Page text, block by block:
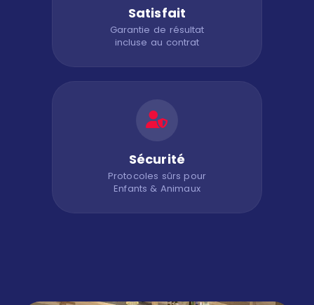
Satisfait
Garantie de résultat
incluse au contrat
Sécurité
Protocoles sûrs pour
Enfants & Animaux